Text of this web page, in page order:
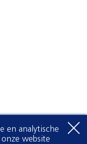
en analytische
website